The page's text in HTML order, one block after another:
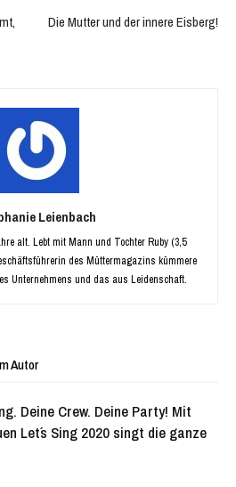
Die Mutter und der innere Eisberg!
Leienbach
alt. Lebt mit Mann und Tochter Ruby (3,5
des Müttermagazins kümmere
Unternehmens und das aus Leidenschaft.
Autor
Deine Crew. Deine Party! Mit
Let´s Sing 2020 singt die ganze